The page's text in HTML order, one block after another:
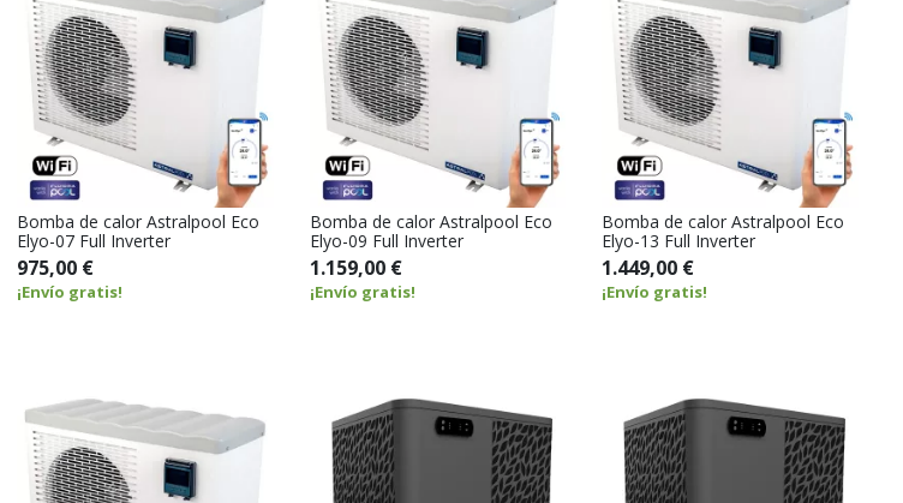
Bomba de calor Astralpool Eco
Elyo-07 Full Inverter
975,00 €
¡Envío gratis!
Bomba de calor Astralpool Eco
Elyo-09 Full Inverter
1.159,00 €
¡Envío gratis!
Bomba de calor Astralpool Eco
Elyo-13 Full Inverter
1.449,00 €
¡Envío gratis!